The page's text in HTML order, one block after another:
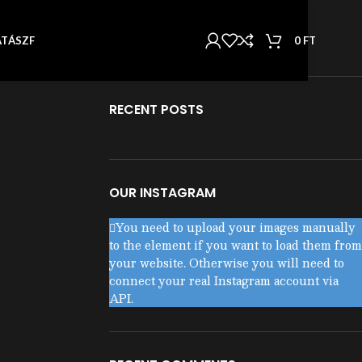
ÁSZF 0 FT
RECENT POSTS
OUR INSTAGRAM
You need to upload your images manually
to the element if you want to load them from
your website. Otherwise you will need to
connect your real Instagram account via
API.